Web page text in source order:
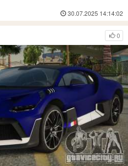
30.07.2025 14:14:02
0